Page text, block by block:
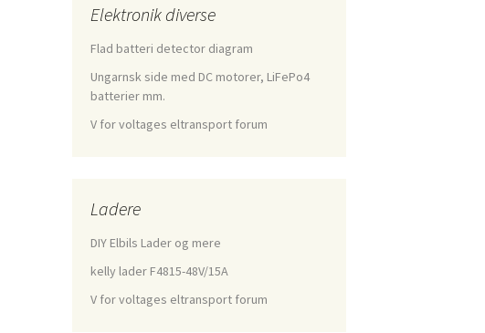
Elektronik diverse
Flad batteri detector diagram
Ungarnsk side med DC motorer, LiFePo4
batterier mm.
V for voltages eltransport forum
Ladere
DIY Elbils Lader og mere
kelly lader F4815-48V/15A
V for voltages eltransport forum